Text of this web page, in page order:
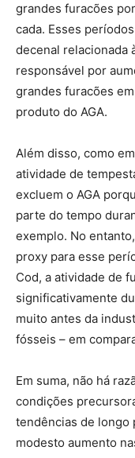
grandes furacões
cada. Esses
decenal relacionada
responsável por
grandes furacões
produto do AGA.
Além disso, como
atividade de
excluem o AGA
parte do tempo
exemplo. No
proxy para esse
Cod, a atividade de
significativamente
muito antes da
fósseis – em
Em suma, não há
condições
tendências de longo
modesto aumento